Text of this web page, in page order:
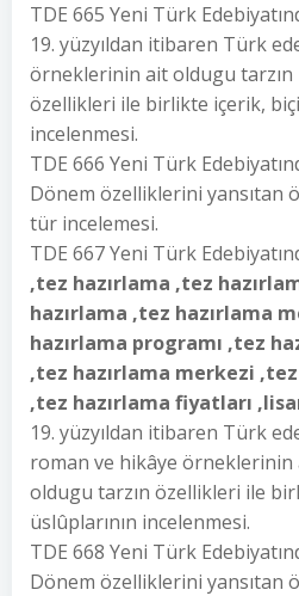
TDE 665 Yeni Türk
19. yüzyıldan itibaren Türk
örneklerinin ait oldugu tarzın
özellikleri ile birlikte içerik,
incelenmesi.
TDE 666 Yeni Türk
Dönem özelliklerini yansıtan
tür incelemesi.
TDE 667 Yeni Türk
,tez hazırlama ,tez
hazırlama ,tez hazırlama
hazırlama programı ,tez
,tez hazırlama merkezi
,tez hazırlama fiyatları
19. yüzyıldan itibaren Türk
roman ve hikâye örneklerinin
oldugu tarzın özellikleri ile
üslûplarının incelenmesi.
TDE 668 Yeni Türk
Dönem özelliklerini yansıtan